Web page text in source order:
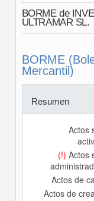
BORME de
ULTRAMAR SL.
BORME
Mercantil)
Resumen
Actos
(!) Actos
Actos de
Actos de